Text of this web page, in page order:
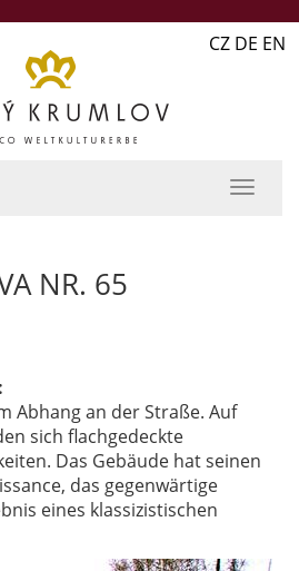
CZ DE EN
NR. 65
Abhang an der Straße. Auf
sich flachgedeckte
Das Gebäude hat seinen
das gegenwärtige
eines klassizistischen